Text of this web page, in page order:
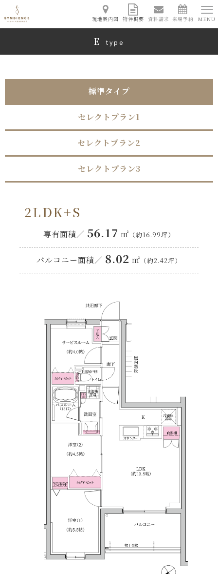
現地案内図 物件概要 資料請求 来場予約 MENU
Etype
標準タイプ
セレクトプラン1
セレクトプラン2
セレクトプラン3
2LDK+S
専有面積／ 56.17 ㎡ （約16.99坪）
バルコニー面積／ 8.02 ㎡ （約2.42坪）